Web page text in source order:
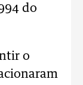
do
o